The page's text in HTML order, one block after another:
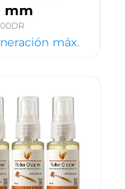
mm
máx.